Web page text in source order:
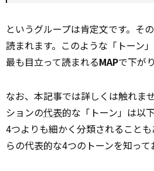
というグループは肯定文です。そ
読まれます。このような「トーン
最も目立って読まれるMAPで下が
なお、本記事では詳しくは触れま
ションの代表的な「トーン」は以
4つよりも細かく分類されること
らの代表的な4つのトーンを知って